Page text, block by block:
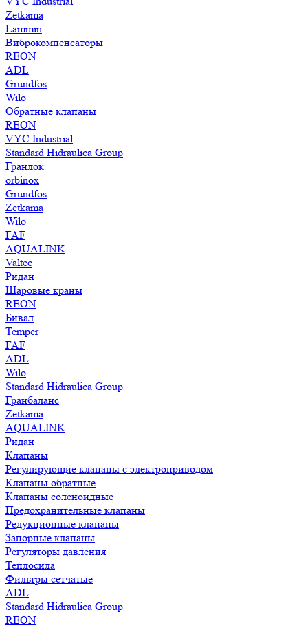
Zetkama
Lammin
Виброкомпенсаторы
REON
ADL
Grundfos
Wilo
Обратные клапаны
REON
VYC Industrial
Standard Hidraulica Group
Гранлок
orbinox
Grundfos
Zetkama
Wilo
FAF
AQUALINK
Valtec
Ридан
Шаровые краны
REON
Бивал
Temper
FAF
ADL
Wilo
Standard Hidraulica Group
Гранбаланс
Zetkama
AQUALINK
Ридан
Клапаны
Регулирующие клапаны с электроприводом
Клапаны обратные
Клапаны соленоидные
Предохранительные клапаны
Редукционные клапаны
Запорные клапаны
Регуляторы давления
Теплосила
Фильтры сетчатые
ADL
Standard Hidraulica Group
REON